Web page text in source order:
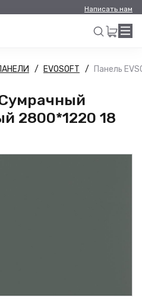
Написать нам
Искать
EVOSOFT Панель
Сумрачный
2800*1220 18